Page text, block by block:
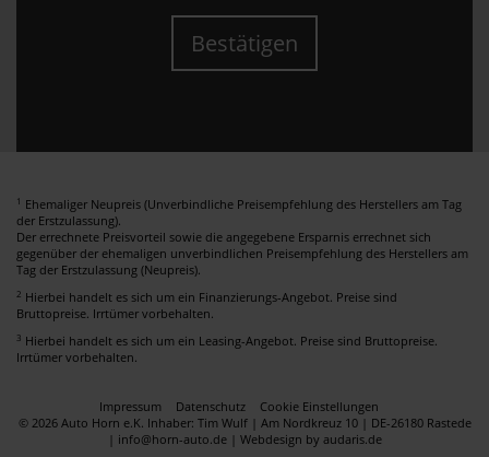
Bestätigen
1 Ehemaliger Neupreis (Unverbindliche Preisempfehlung des Herstellers am Tag
der Erstzulassung).
Der errechnete Preisvorteil sowie die angegebene Ersparnis errechnet sich
gegenüber der ehemaligen unverbindlichen Preisempfehlung des Herstellers am
Tag der Erstzulassung (Neupreis).
2 Hierbei handelt es sich um ein Finanzierungs-Angebot. Preise sind
Bruttopreise. Irrtümer vorbehalten.
3 Hierbei handelt es sich um ein Leasing-Angebot. Preise sind Bruttopreise.
Irrtümer vorbehalten.
Impressum Datenschutz
Cookie Einstellungen
© 2026 Auto Horn e.K. Inhaber: Tim Wulf | Am Nordkreuz 10 | DE-26180 Rastede
| info@horn-auto.de | Webdesign by audaris.de